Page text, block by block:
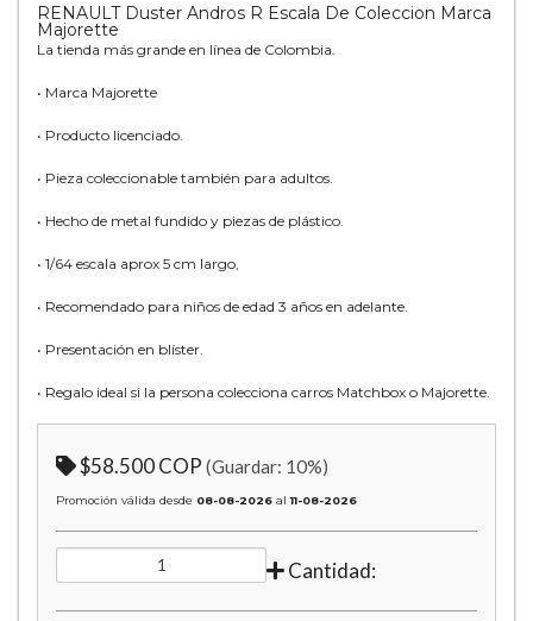
RENAULT Duster Andros R Escala De Coleccion Marca
Majorette
La tienda más grande en línea de Colombia.
• Marca Majorette
• Producto licenciado.
• Pieza coleccionable también para adultos.
• Hecho de metal fundido y piezas de plástico.
• 1/64 escala aprox 5 cm largo,
• Recomendado para niños de edad 3 años en adelante.
• Presentación en blíster.
• Regalo ideal si la persona colecciona carros Matchbox o Majorette.
$58.500 COP (Guardar: 10%)
Promoción válida desde 08-08-2026 al11-08-2026
Cantidad: